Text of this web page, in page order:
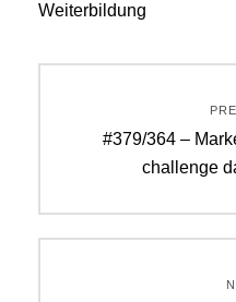
Weiterbildung
Previous
#379/364 –
challenge